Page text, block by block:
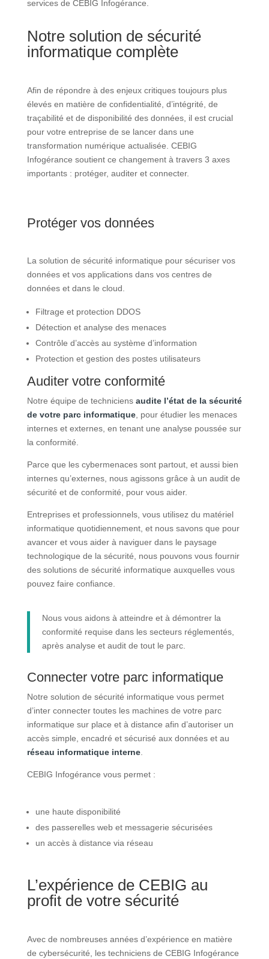
services de CEBIG Infogérance.
Notre solution de sécurité
informatique complète
Afin de répondre à des enjeux critiques toujours plus
élevés en matière de confidentialité, d’intégrité, de
traçabilité et de disponibilité des données, il est crucial
pour votre entreprise de se lancer dans une
transformation numérique actualisée. CEBIG
Infogérance soutient ce changement à travers 3 axes
importants : protéger, auditer et connecter.
Protéger vos données
La solution de sécurité informatique pour sécuriser vos
données et vos applications dans vos centres de
données et dans le cloud.
Filtrage et protection DDOS
Détection et analyse des menaces
Contrôle d’accès au système d’information
Protection et gestion des postes utilisateurs
Auditer votre conformité
Notre équipe de techniciens audite l’état de la sécurité
de votre parc informatique, pour étudier les menaces
internes et externes, en tenant une analyse poussée sur
la conformité.
Parce que les cybermenaces sont partout, et aussi bien
internes qu’externes, nous agissons grâce à un audit de
sécurité et de conformité, pour vous aider.
Entreprises et professionnels, vous utilisez du matériel
informatique quotidiennement, et nous savons que pour
avancer et vous aider à naviguer dans le paysage
technologique de la sécurité, nous pouvons vous fournir
des solutions de sécurité informatique auxquelles vous
pouvez faire confiance.
Nous vous aidons à atteindre et à démontrer la
conformité requise dans les secteurs réglementés,
après analyse et audit de tout le parc.
Connecter votre parc informatique
Notre solution de sécurité informatique vous permet
d’inter connecter toutes les machines de votre parc
informatique sur place et à distance afin d’autoriser un
accès simple, encadré et sécurisé aux données et au
réseau informatique interne.
CEBIG Infogérance vous permet :
une haute disponibilité
des passerelles web et messagerie sécurisées
un accès à distance via réseau
L’expérience de CEBIG au
profit de votre sécurité
Avec de nombreuses années d’expérience en matière
de cybersécurité, les techniciens de CEBIG Infogérance